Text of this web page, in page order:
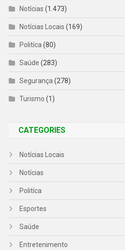
Notícias (1.473)
Notícias Locais (169)
Politíca(80)
Saúde (283)
Segurança(278)
Turismo (1)
CATEGORIES
Notícias Locais
Notícias
Politíca
Esportes
Saúde
Entretenimento